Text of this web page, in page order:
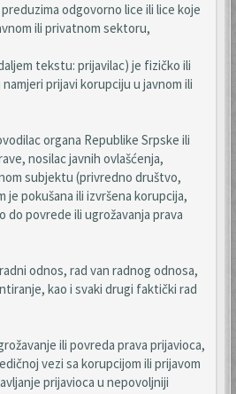
odgovorno lice ili lice koje
ili privatnom sektoru,
tekstu: prijavilac) je fizičko ili
prijavi korupciju u javnom ili
organa Republike Srpske ili
nosilac javnih ovlašćenja,
subjektu (privredno društvo,
je pokušana ili izvršena korupcija,
do povrede ili ugrožavanja prava
odnos, rad van radnog odnosa,
kao i svaki drugi faktički rad
ili povreda prava prijavioca,
vezi sa korupcijom ili prijavom
prijavioca u nepovoljniji